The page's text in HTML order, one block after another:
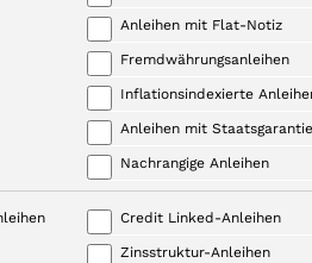
Anleihen mit Flat-Notiz
Fremdwährungsanleihen
Inflationsindexierte
Anleihen mit Staatsgarantie
Nachrangige Anleihen
Credit Linked-Anleihen
Zinsstruktur-Anleihen